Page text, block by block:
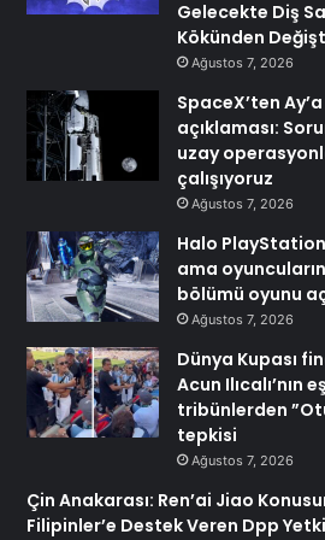
Gelecekte Diş
Kökünden
Ağustos 7, 2026
SpaceX’ten
açıklaması:
uzay
çalışıyoruz
Ağustos 7, 2026
Halo
ama
bölümü oyunu
Ağustos 7, 2026
Dünya Kupası
Acun Ilıcalı’nın
tribünlerden
tepkisi
Ağustos 7, 2026
Çin Anakarası: Ren’ai Jiao
Filipinler’e Destek Veren Dpp